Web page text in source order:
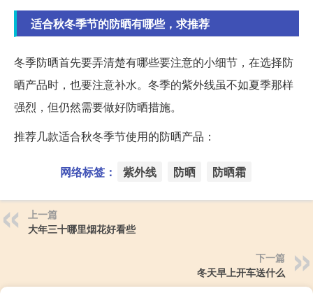
适合秋冬季节的防晒有哪些，求推荐
冬季防晒首先要弄清楚有哪些要注意的小细节，在选择防
晒产品时，也要注意补水。冬季的紫外线虽不如夏季那样
强烈，但仍然需要做好防晒措施。
推荐几款适合秋冬季节使用的防晒产品：
网络标签： 紫外线 防晒 防晒霜
上一篇
大年三十哪里烟花好看些
下一篇
冬天早上开车送什么